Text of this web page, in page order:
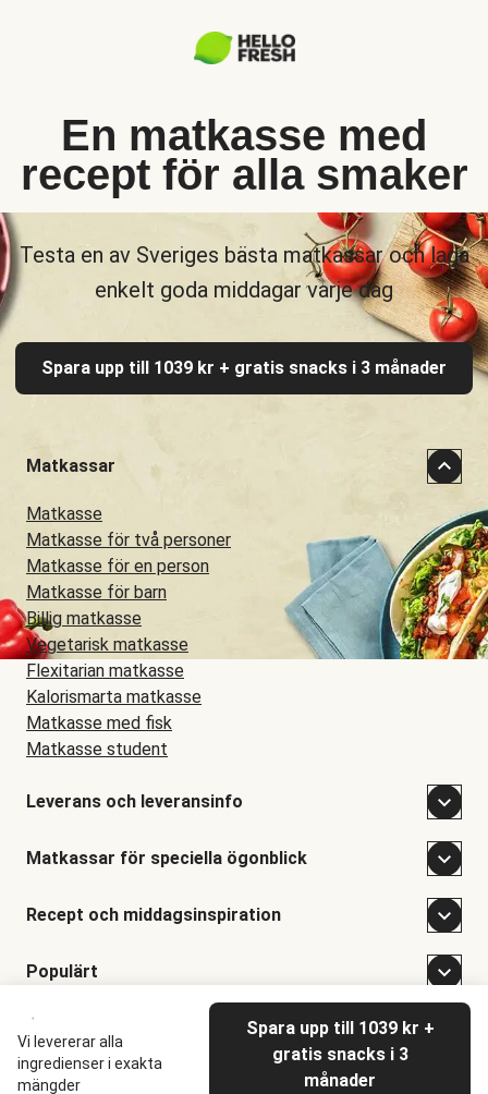
Vi levererar alla
ingredienser i exakta
mängder
Spara upp till 1039 kr +
gratis snacks i 3
månader
En matkasse med
recept för alla smaker
Testa en av Sveriges bästa matkassar och laga
enkelt goda middagar varje dag
Spara upp till 1039 kr + gratis snacks i 3 månader
Hellofresh2026
Matkassar
Matkasse
Matkasse för två personer
Matkasse för en person
Matkasse för barn
Billig matkasse
Vegetarisk matkasse
Flexitarian matkasse
Kalorismarta matkasse
Matkasse med fisk
Matkasse student
Leverans och leveransinfo
Matkassar för speciella ögonblick
Recept och middagsinspiration
Populärt